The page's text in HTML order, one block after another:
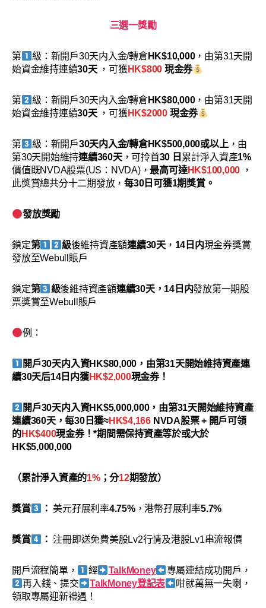
三選一獎勵
第 級：新開戶30天内入金/轉倉HK$10,000，由第31天開
始資金維持連續30天，可獲 HK$800 現金券
第 級：新開戶30天内入金/轉倉HK$80,000，由第31天開
始資金維持連續30天，可獲 HK$2000現金券
第 級：新開戶30天内入金/轉倉HK$500,000或以上 ，由
第30天開始維持連續360天，可拎首30 日 累計淨入資產1%
價值既NVDA股票(US：NVDA)， 最高可達HK$100,000 ，
此獎賞總共分十二期發放，每30日可獲1期獎賞。
發放獎勵
鎖定第 級後維持資產額連續30天， 14日内現金券獎賞
發放至Webull賬戶
鎖定第 級後維持資產額連續30天，14日内發放第一期股
票獎賞至Webull賬戶
例：
開戶30天内入資HK$80,000，由第31天開始維持資產連
續30天后14日内獲HK$2,000現金券！
開戶30天内入資HK$5,000,000，由第31天開始維持資產
連續360天，每30日獲≈HK$4,166NVDA股票 + 開戶可領
的HK$400現金券！*期間需保持資產等於或大於
HK$5,000,000
（累計淨入資產的1%；分12期發放）
獎賞 ： 美元孖展利率4.75%，港幣孖展利率5.7%
獎賞 ： 注冊即送免費美股Lv2行情及港股Lv1串流報價
開戶流程簡單， 經 TalkMoney
專屬連結成功開戶，
再入錢、提交
TalkMoney登記表
咁就萬無一失喇，
領取專屬迎新禮遇！